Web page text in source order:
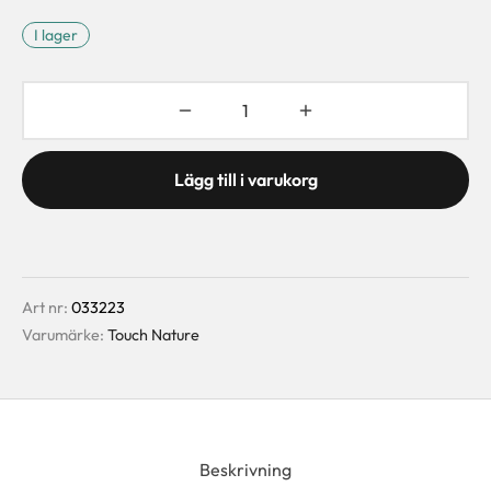
I lager
Lägg till i varukorg
Art nr: 033223
Varumärke: Touch Nature
Beskrivning